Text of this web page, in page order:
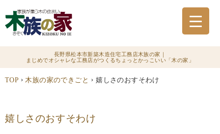
長野県松本市新築木造住宅工務店木族の家｜
まじめでオシャレな工務店がつくるちょっとかっこいい「木の家」
TOP › 木族の家のできごと › 嬉しさのおすそわけ
嬉しさのおすそわけ